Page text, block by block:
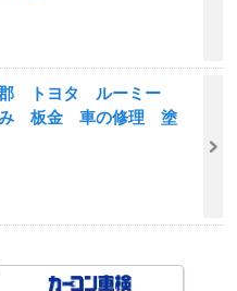
トヨタ ルーミー
板金 車の修理 塗